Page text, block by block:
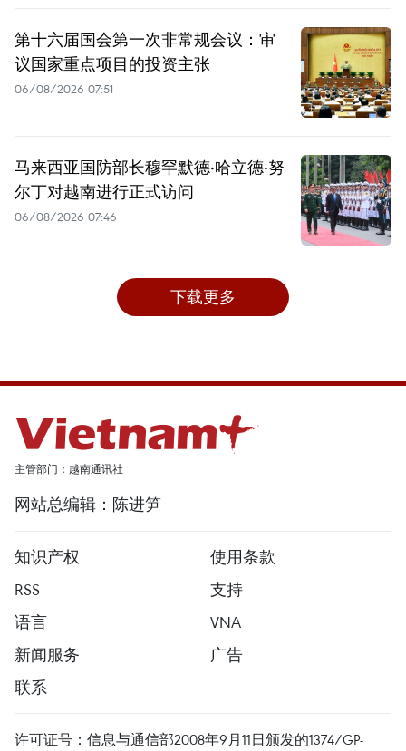
第十六届国会第一次非常规会议：审
议国家重点项目的投资主张
06/08/2026 07:51
马来西亚国防部长穆罕默德·哈立德·努
尔丁对越南进行正式访问
06/08/2026 07:46
下载更多
主管部门：越南通讯社
网站总编辑：陈进笋
知识产权
使用条款
RSS
支持
语言
VNA
新闻服务
广告
联系
许可证号：信息与通信部2008年9月11日颁发的1374/GP-